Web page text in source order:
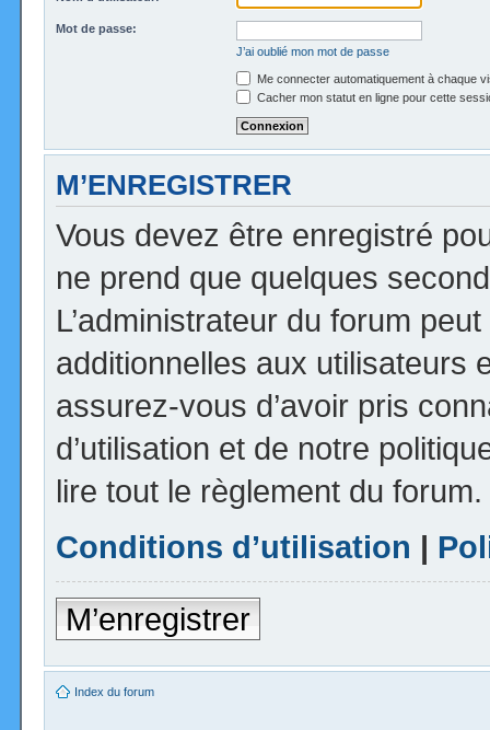
Mot de passe:
J’ai oublié mon mot de passe
Me connecter automatiquement à chaque
Cacher mon statut en ligne pour cette
M’ENREGISTRER
Vous devez être enregistré
ne prend que quelques
L’administrateur du forum
additionnelles aux utilisateurs
assurez-vous d’avoir pris
d’utilisation et de notre
lire tout le règlement du forum.
Conditions d’utilisation |
M’enregistrer
Index du forum